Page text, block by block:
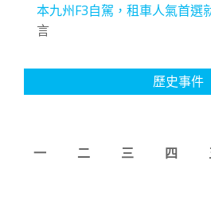
本九州F3自駕，租車人氣首選
言
歷史事件
一
二 三 四